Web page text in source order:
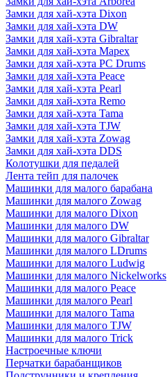
Замки для хай-хэта Dixon
Замки для хай-хэта DW
Замки для хай-хэта Gibraltar
Замки для хай-хэта Mapex
Замки для хай-хэта PC Drums
Замки для хай-хэта Peace
Замки для хай-хэта Pearl
Замки для хай-хэта Remo
Замки для хай-хэта Tama
Замки для хай-хэта TJW
Замки для хай-хэта Zowag
Замки для хай-хэта DDS
Колотушки для педалей
Лента тейп для палочек
Машинки для малого барабана
Машинки для малого Zowag
Машинки для малого Dixon
Машинки для малого DW
Машинки для малого Gibraltar
Машинки для малого LDrums
Машинки для малого Ludwig
Машинки для малого Nickelworks
Машинки для малого Peace
Машинки для малого Pearl
Машинки для малого Tama
Машинки для малого TJW
Машинки для малого Trick
Настроечные ключи
Перчатки барабанщиков